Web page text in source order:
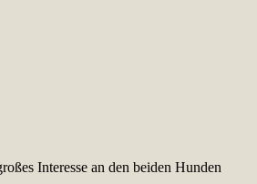
Interesse an den beiden Hunden